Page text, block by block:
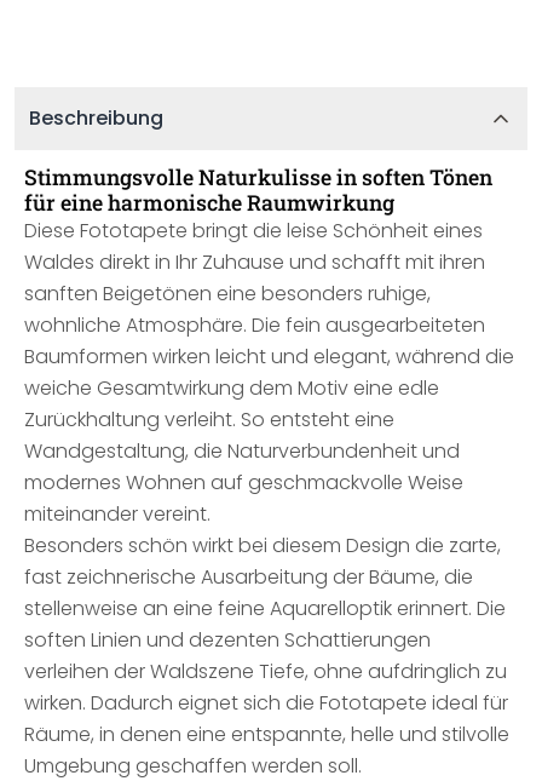
Beschreibung
Stimmungsvolle Naturkulisse in soften Tönen
für eine harmonische Raumwirkung
Diese Fototapete bringt die leise Schönheit eines
Waldes direkt in Ihr Zuhause und schafft mit ihren
sanften Beigetönen eine besonders ruhige,
wohnliche Atmosphäre. Die fein ausgearbeiteten
Baumformen wirken leicht und elegant, während die
weiche Gesamtwirkung dem Motiv eine edle
Zurückhaltung verleiht. So entsteht eine
Wandgestaltung, die Naturverbundenheit und
modernes Wohnen auf geschmackvolle Weise
miteinander vereint.
Besonders schön wirkt bei diesem Design die zarte,
fast zeichnerische Ausarbeitung der Bäume, die
stellenweise an eine feine Aquarelloptik erinnert. Die
soften Linien und dezenten Schattierungen
verleihen der Waldszene Tiefe, ohne aufdringlich zu
wirken. Dadurch eignet sich die Fototapete ideal für
Räume, in denen eine entspannte, helle und stilvolle
Umgebung geschaffen werden soll.